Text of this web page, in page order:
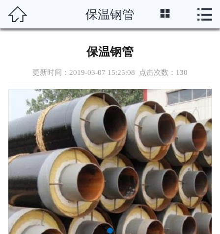
 首页
新闻资讯
车间设备
资质案例
联系我们
 保温钢管  
保温钢管
更新时间：2019-03-07 15:25:08 点击次数： 130